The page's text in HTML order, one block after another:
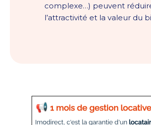
complexe…) peuvent
l’attractivité et la valeur du